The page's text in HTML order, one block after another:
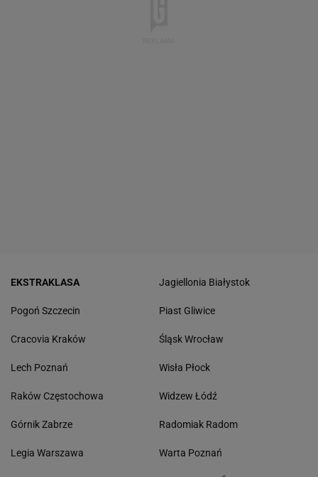
EKSTRAKLASA
Pogoń Szczecin
Cracovia Kraków
Lech Poznań
Raków Częstochowa
Górnik Zabrze
Legia Warszawa
Jagiellonia Białystok
Piast Gliwice
Śląsk Wrocław
Wisła Płock
Widzew Łódź
Radomiak Radom
Warta Poznań